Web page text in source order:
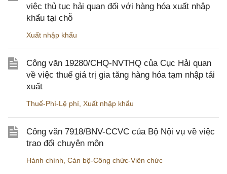
việc thủ tục hải quan đối với hàng hóa xuất nhập
khẩu tại chỗ
Xuất nhập khẩu
Công văn 19280/CHQ-NVTHQ của Cục Hải quan
về việc thuế giá trị gia tăng hàng hóa tạm nhập tái
xuất
Thuế-Phí-Lệ phí Xuất nhập khẩu
Công văn 7918/BNV-CCVC của Bộ Nội vụ về việc
trao đổi chuyên môn
Hành chính Cán bộ-Công chức-Viên chức